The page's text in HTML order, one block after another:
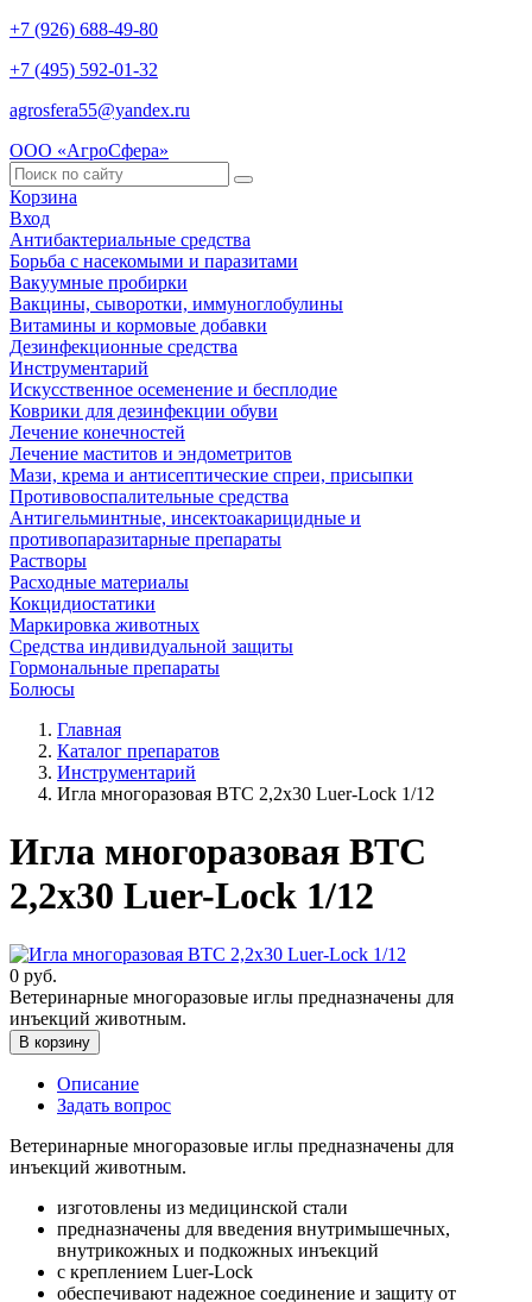
+7 (926) 688-49-80
+7 (495) 592-01-32
agrosfera55@yandex.ru
ООО «АгроСфера»
Корзина
Вход
Антибактериальные средства
Борьба с насекомыми и паразитами
Вакуумные пробирки
Вакцины, сыворотки, иммуноглобулины
Витамины и кормовые добавки
Дезинфекционные средства
Инструментарий
Искусственное осеменение и бесплодие
Коврики для дезинфекции обуви
Лечение конечностей
Лечение маститов и эндометритов
Мази, крема и антисептические спреи, присыпки
Противовоспалительные средства
Антигельминтные, инсектоакарицидные и
противопаразитарные препараты
Растворы
Расходные материалы
Кокцидиостатики
Маркировка животных
Средства индивидуальной защиты
Гормональные препараты
Болюсы
Главная
Каталог препаратов
Инструментарий
Игла многоразовая ВТС 2,2х30 Luer-Lock 1/12
Игла многоразовая ВТС
2,2х30 Luer-Lock 1/12
0 руб.
Ветеринарные многоразовые иглы предназначены для
инъекций животным.
В корзину
Описание
Задать вопрос
Ветеринарные многоразовые иглы предназначены для
инъекций животным.
изготовлены из медицинской стали
предназначены для введения внутримышечных,
внутрикожных и подкожных инъекций
с креплением Luer-Lock
обеспечивают надежное соединение и защиту от